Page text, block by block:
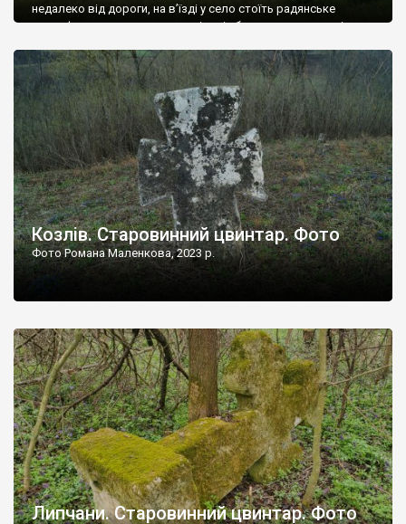
недалеко від дороги, на в’їзді у село стоїть радянське
рельєфне пано, яке показує жінку і яблуню, а трохи далі, десь
не видно, але видно дві стареньких колії у траві – […]
Козлів. Старовинний цвинтар. Фото
Фото Романа Маленкова, 2023 р.
Липчани. Старовинний цвинтар. Фото